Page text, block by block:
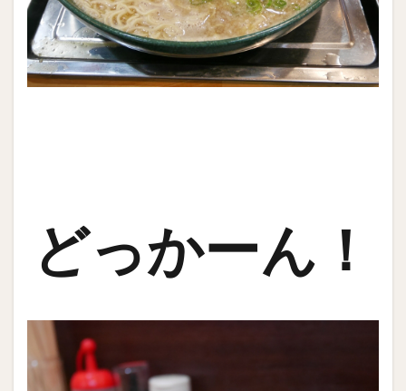
どっかーん！